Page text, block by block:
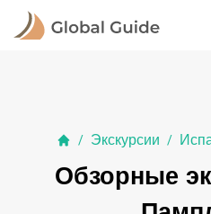
/ Экскурсии /
Обзорные